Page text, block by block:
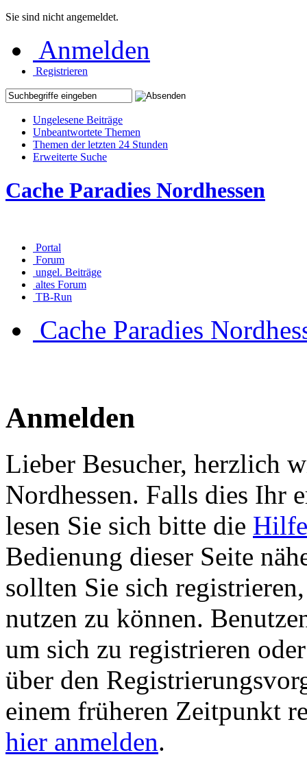
Sie sind nicht angemeldet.
Anmelden
Registrieren
Ungelesene Beiträge
Unbeantwortete Themen
Themen der letzten 24 Stunden
Erweiterte Suche
Cache Paradies Nordhessen
Portal
Forum
ungel. Beiträge
altes Forum
TB-Run
Cache Paradies
Anmelden
Lieber Besucher, herzlich
Nordhessen. Falls dies Ihr
lesen Sie sich bitte die Hilfe
Bedienung dieser Seite
sollten Sie sich
nutzen zu können.
um sich zu registrieren
über den
einem früheren Zeitpunkt
hier anmelden.